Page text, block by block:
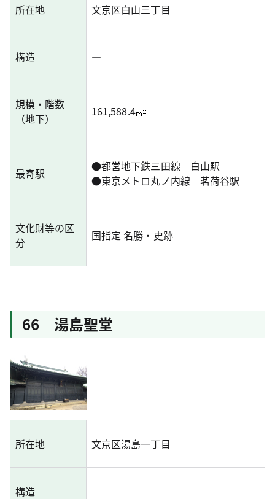
所在地 文京区白山三丁目
構造 ―
規模・階数
（地下）
161,588.4
最寄駅 ●都営地下鉄三田線 白山駅
●東京メトロ丸ノ内線 茗荷谷駅
文化財等の区
分
国指定 名勝・史跡
66 湯島聖堂
所在地 文京区湯島一丁目
構造 ―